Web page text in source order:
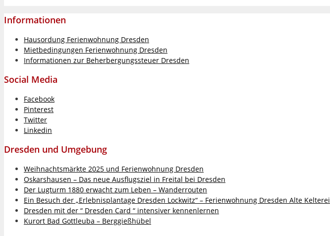
Informationen
Hausordung Ferienwohnung Dresden
Mietbedingungen Ferienwohnung Dresden
Informationen zur Beherbergungssteuer Dresden
Social Media
Facebook
Pinterest
Twitter
Linkedin
Dresden und Umgebung
Weihnachtsmärkte 2025 und Ferienwohnung Dresden
Oskarshausen – Das neue Ausflugsziel in Freital bei Dresden
Der Lugturm 1880 erwacht zum Leben – Wanderrouten
Ein Besuch der „Erlebnisplantage Dresden Lockwitz“ – Ferienwohnung Dresden Alte Kelterei
Dresden mit der “ Dresden Card “ intensiver kennenlernen
Kurort Bad Gottleuba – Berggießhübel